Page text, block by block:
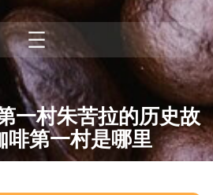
一村朱苦拉的历史故
啡第一村是哪里